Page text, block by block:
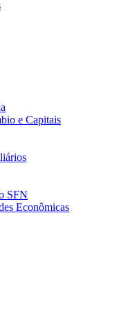
e Capitais
SFN
Econômicas